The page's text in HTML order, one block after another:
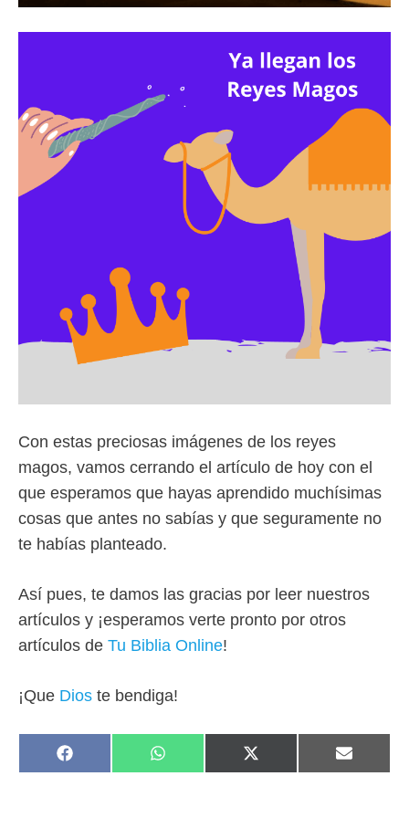
Con estas preciosas imágenes de los reyes
magos, vamos cerrando el artículo de hoy con el
que esperamos que hayas aprendido muchísimas
cosas que antes no sabías y que seguramente no
te habías planteado.
Así pues, te damos las gracias por leer nuestros
artículos y ¡esperamos verte pronto por otros
artículos de Tu Biblia Online!
¡Que Dios te bendiga!
COMPARTIR
EN
F
A
COMPARTIR
EN
W
H
COMPARTIR
EN
X
(
EN
E
M